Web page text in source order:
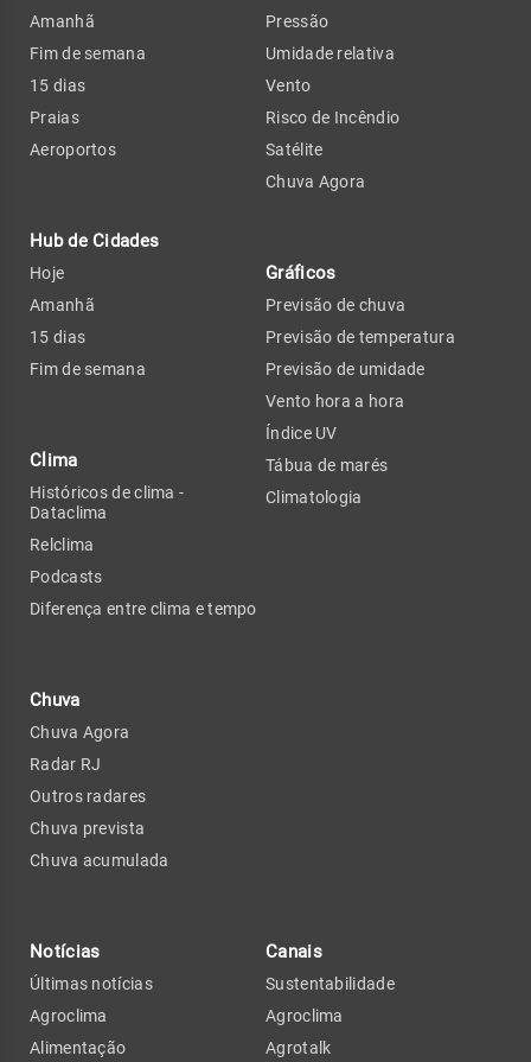
Amanhã
Fim de semana
15 dias
Praias
Aeroportos
Hub de Cidades
Hoje
Amanhã
15 dias
Fim de semana
Clima
Históricos de clima -
Dataclima
Relclima
Podcasts
Diferença entre clima e tempo
Chuva
Chuva Agora
Radar RJ
Outros radares
Chuva prevista
Chuva acumulada
Pressão
Umidade relativa
Vento
Risco de Incêndio
Satélite
Chuva Agora
Gráficos
Previsão de chuva
Previsão de temperatura
Previsão de umidade
Vento hora a hora
Índice UV
Tábua de marés
Climatologia
Notícias
Últimas notícias
Agroclima
Alimentação
Canais
Sustentabilidade
Agroclima
Agrotalk